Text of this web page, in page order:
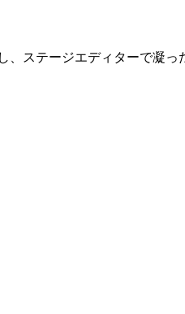
ステージエディターで凝